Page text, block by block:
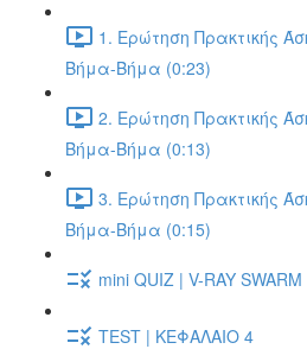
1. Ερώτηση Πρακτικής
Βήμα-Βήμα (0:23)
2. Ερώτηση Πρακτικής
Βήμα-Βήμα (0:13)
3. Ερώτηση Πρακτικής
Βήμα-Βήμα (0:15)
mini QUIZ | V-RAY SWARM
TEST | ΚΕΦΑΛΑΙΟ 4